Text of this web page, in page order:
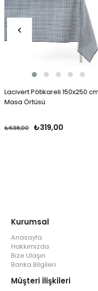
Lacivert Pötikareli 150x250 cm
Masa Örtüsü
₺319,00
₺638,00
Kurumsal
Anasayfa
Hakkımızda
Bize Ulaşın
Banka Bilgileri
Müşteri İlişkileri